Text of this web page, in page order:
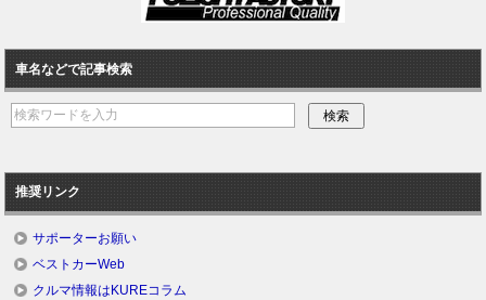
車名などで記事検索
推奨リンク
サポーターお願い
ベストカーWeb
クルマ情報はKUREコラム